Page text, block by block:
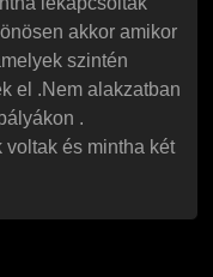
akkor amikor
szintén
el .Nem alakzatban
.
és mintha két